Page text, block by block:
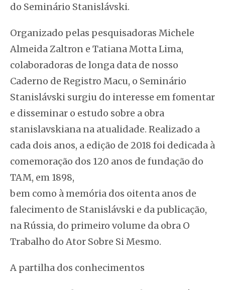
do Seminário Stanislávski.
Organizado pelas pesquisadoras Michele
Almeida Zaltron e Tatiana Motta Lima,
colaboradoras de longa data de nosso
Caderno de Registro Macu, o Seminário
Stanislávski surgiu do interesse em fomentar
e disseminar o estudo sobre a obra
stanislavskiana na atualidade. Realizado a
cada dois anos, a edição de 2018 foi dedicada à
comemoração dos 120 anos de fundação do
TAM, em 1898,
bem como à memória dos oitenta anos de
falecimento de Stanislávski e da publicação,
na Rússia, do primeiro volume da obra O
Trabalho do Ator Sobre Si Mesmo.
A partilha dos conhecimentos